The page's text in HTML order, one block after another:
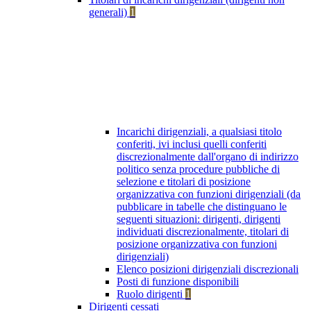
generali) 1
Incarichi dirigenziali, a qualsiasi titolo
conferiti, ivi inclusi quelli conferiti
discrezionalmente dall'organo di indirizzo
politico senza procedure pubbliche di
selezione e titolari di posizione
organizzativa con funzioni dirigenziali (da
pubblicare in tabelle che distinguano le
seguenti situazioni: dirigenti, dirigenti
individuati discrezionalmente, titolari di
posizione organizzativa con funzioni
dirigenziali)
Elenco posizioni dirigenziali discrezionali
Posti di funzione disponibili
Ruolo dirigenti 1
Dirigenti cessati